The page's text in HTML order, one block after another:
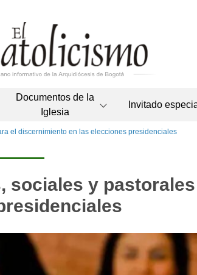
Documentos de la
Iglesia
Invitado
el discernimiento en las elecciones presidenciales
sociales y